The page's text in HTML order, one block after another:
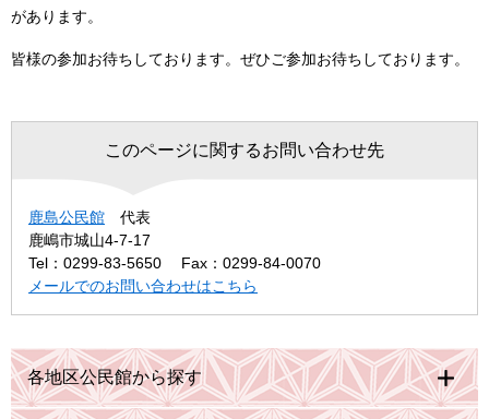
があります。
皆様の参加お待ちしております。ぜひご参加お待ちしております。
このページに関するお問い合わせ先
鹿島公民館
代表
鹿嶋市城山4-7-17
Tel：0299-83-5650
Fax：0299-84-0070
メールでのお問い合わせはこちら
各地区公民館から探す